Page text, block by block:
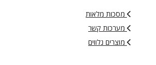
מסכות מלאות
מערכות קשר
מוצרים נלווים